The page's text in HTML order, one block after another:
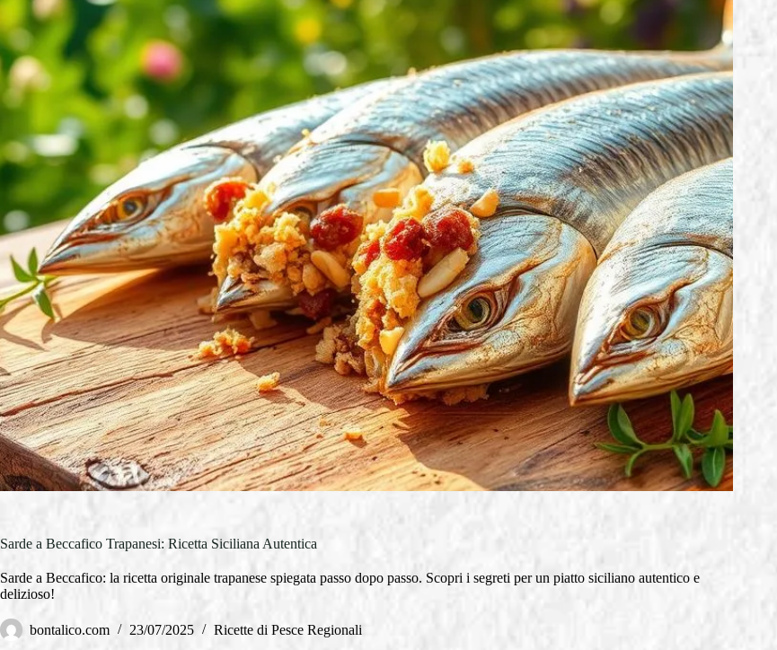
Sarde a Beccafico Trapanesi: Ricetta Siciliana Autentica
Sarde a Beccafico: la ricetta originale trapanese spiegata passo dopo passo. Scopri i segreti per un piatto siciliano autentico e
delizioso!
bontalico.com 23/07/2025 Ricette di Pesce Regionali